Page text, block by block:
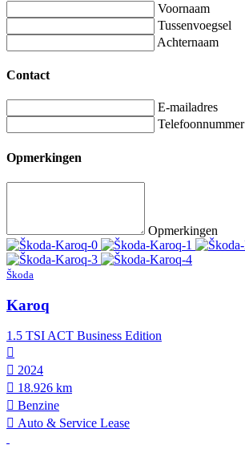
Voornaam
Tussenvoegsel
Achternaam
Contact
E-mailadres
Telefoonnummer
Opmerkingen
Opmerkingen
Škoda
Karoq
1.5 TSI ACT Business Edition
2024
18.926 km
Benzine
Auto & Service Lease